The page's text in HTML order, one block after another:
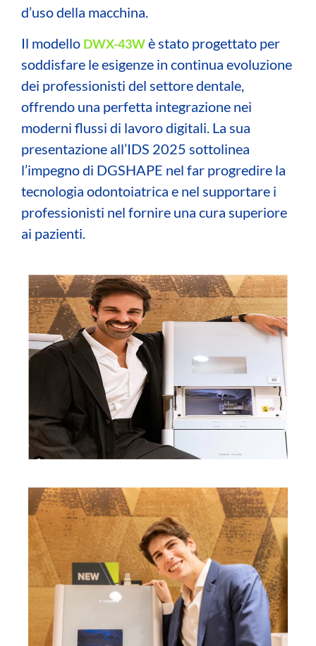
d’uso della macchina.
Il modello DWX-43Wè stato progettato per
soddisfare le esigenze in continua evoluzione
dei professionisti del settore dentale,
offrendo una perfetta integrazione nei
moderni flussi di lavoro digitali. La sua
presentazione all’IDS 2025 sottolinea
l’impegno di DGSHAPE nel far progredire la
tecnologia odontoiatrica e nel supportare i
professionisti nel fornire una cura superiore
ai pazienti.